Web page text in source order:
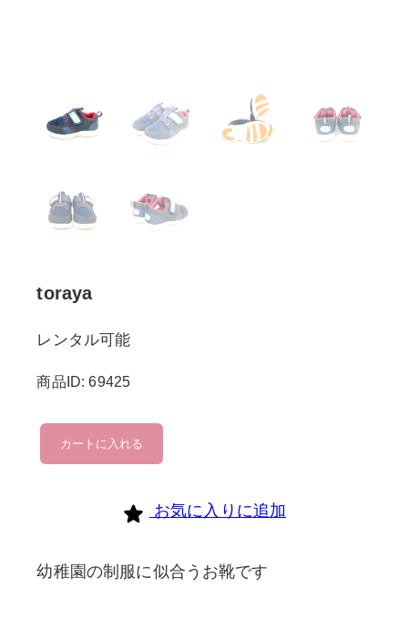
toraya
レンタル可能
商品ID: 69425
toraya
個
カートに入れる
お気に入りに追加
幼稚園の制服に似合うお靴です